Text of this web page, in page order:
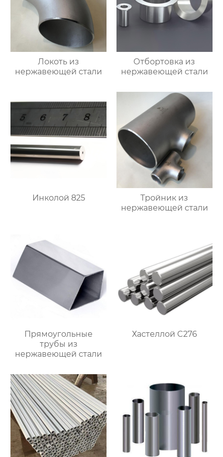
Локоть из
нержавеющей стали
Отбортовка из
нержавеющей стали
Инколой 825
Тройник из
нержавеющей стали
Прямоугольные
трубы из
нержавеющей стали
Хастеллой C276